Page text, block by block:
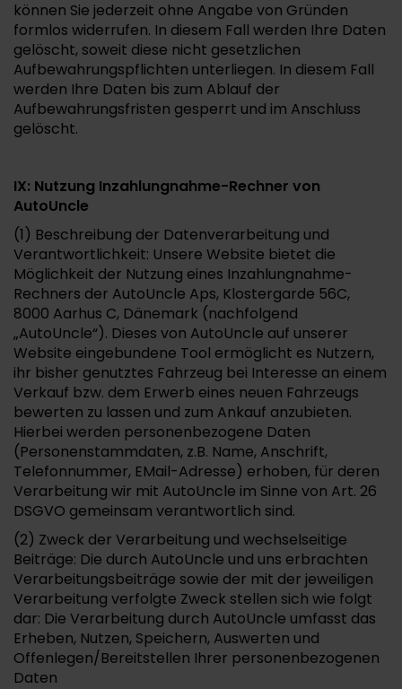
können Sie jederzeit ohne Angabe von Gründen
formlos widerrufen. In diesem Fall werden Ihre Daten
gelöscht, soweit diese nicht gesetzlichen
Aufbewahrungspflichten unterliegen. In diesem Fall
werden Ihre Daten bis zum Ablauf der
Aufbewahrungsfristen gesperrt und im Anschluss
gelöscht.
IX: Nutzung Inzahlungnahme-Rechner von
AutoUncle
(1) Beschreibung der Datenverarbeitung und
Verantwortlichkeit: Unsere Website bietet die
Möglichkeit der Nutzung eines Inzahlungnahme-
Rechners der AutoUncle Aps, Klostergarde 56C,
8000 Aarhus C, Dänemark (nachfolgend
„AutoUncle“). Dieses von AutoUncle auf unserer
Website eingebundene Tool ermöglicht es Nutzern,
ihr bisher genutztes Fahrzeug bei Interesse an einem
Verkauf bzw. dem Erwerb eines neuen Fahrzeugs
bewerten zu lassen und zum Ankauf anzubieten.
Hierbei werden personenbezogene Daten
(Personenstammdaten, z.B. Name, Anschrift,
Telefonnummer, EMail-Adresse) erhoben, für deren
Verarbeitung wir mit AutoUncle im Sinne von Art. 26
DSGVO gemeinsam verantwortlich sind.
(2) Zweck der Verarbeitung und wechselseitige
Beiträge: Die durch AutoUncle und uns erbrachten
Verarbeitungsbeiträge sowie der mit der jeweiligen
Verarbeitung verfolgte Zweck stellen sich wie folgt
dar: Die Verarbeitung durch AutoUncle umfasst das
Erheben, Nutzen, Speichern, Auswerten und
Offenlegen/Bereitstellen Ihrer personenbezogenen
Daten